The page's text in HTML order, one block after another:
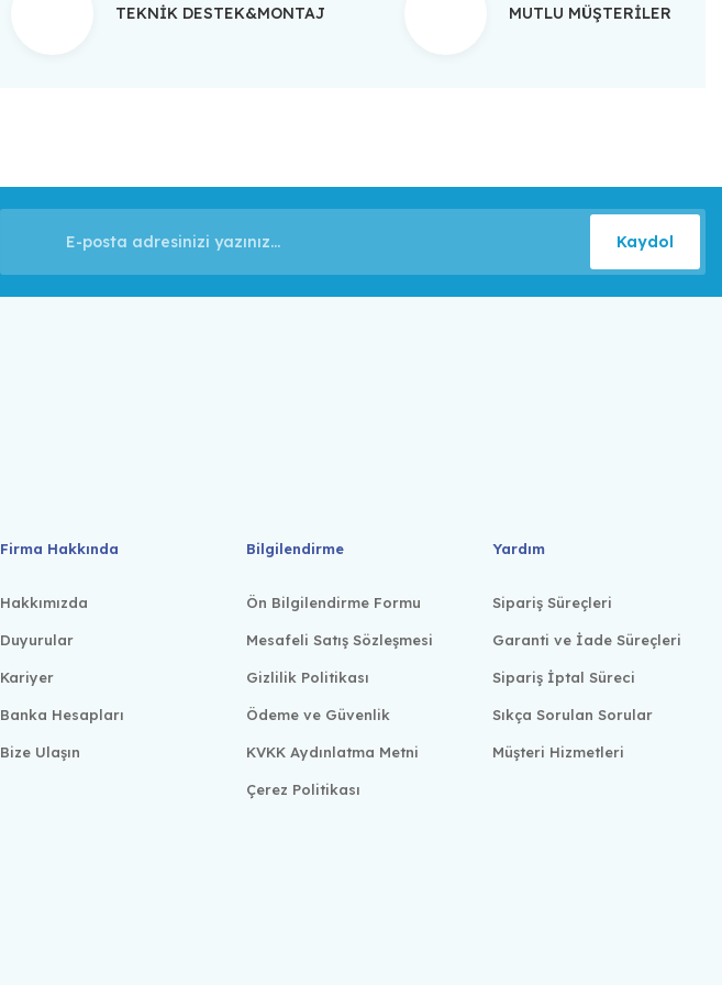
TEKNİK DESTEK&MONTAJ MUTLU MÜŞTERİLER
Kaydol
Firma Hakkında
Hakkımızda
Duyurular
Kariyer
Banka Hesapları
Bize Ulaşın
Bilgilendirme
Ön Bilgilendirme Formu
Mesafeli Satış Sözleşmesi
Gizlilik Politikası
Ödeme ve Güvenlik
KVKK Aydınlatma Metni
Çerez Politikası
Yardım
Sipariş Süreçleri
Garanti ve İade Süreçleri
Sipariş İptal Süreci
Sıkça Sorulan Sorular
Müşteri Hizmetleri